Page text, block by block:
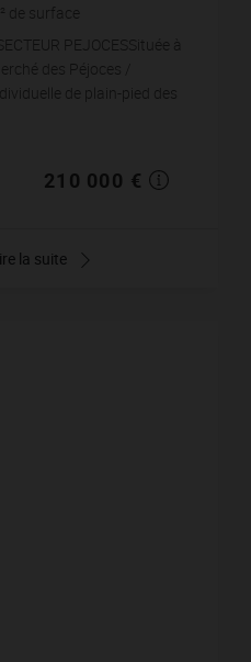
de surface
€ prix / m²PEJOCESSituée à
des Péjoces /
de plain-pied des
210 000 €
la suite